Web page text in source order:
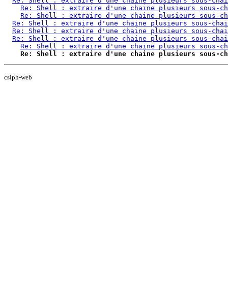
Re: Shell : extraire d'une chaine plusieurs sous-
Re: Shell : extraire d'une chaine plusieurs sous-
Re: Shell : extraire d'une chaine plusieurs sous-
Re: Shell : extraire d'une chaine plusieurs sous-
Re: Shell : extraire d'une chaine plusieurs sous-
Re: Shell : extraire d'une chaine plusieurs sous-
Re: Shell : extraire d'une chaine plusieurs sous-
csiph-web